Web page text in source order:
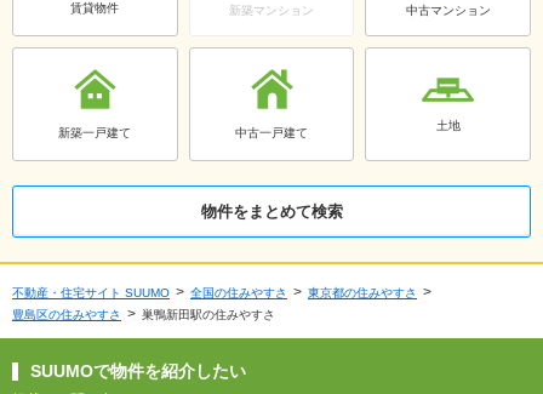
賃貸物件 新築マンション 中古マンション
新築一戸建て 中古一戸建て
土地
物件をまとめて検索
不動産・住宅サイト SUUMO 全国の住みやすさ
東京都の住みやすさ
豊島区の住みやすさ
巣鴨新田駅の住みやすさ
SUUMOで物件を紹介したい